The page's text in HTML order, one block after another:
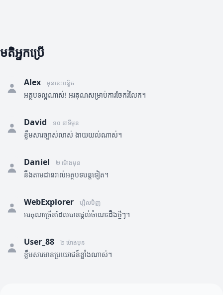
មតិអ្នកប្រើ
Alex មុននេះបន្តិច
អត្ថបទល្អណាស់! អរគុណសម្រាប់ការចែករំលែក។
David ១០ នាទីមុន
ខ្លឹមសារច្បាស់លាស់ ងាយយល់ណាស់។
Daniel ២ ម៉ោងមុន
នឹងតាមដានរាល់អត្ថបទបន្តទៀត។
WebExplorer ម្សិលមិញ
អរគុណច្រើនដែលបានផ្តល់ចំណេះដឹងថ្មីៗ។
User_88 ២ ម៉ោងមុន
ខ្លឹមសារមានប្រយោជន៍ខ្លាំងណាស់។